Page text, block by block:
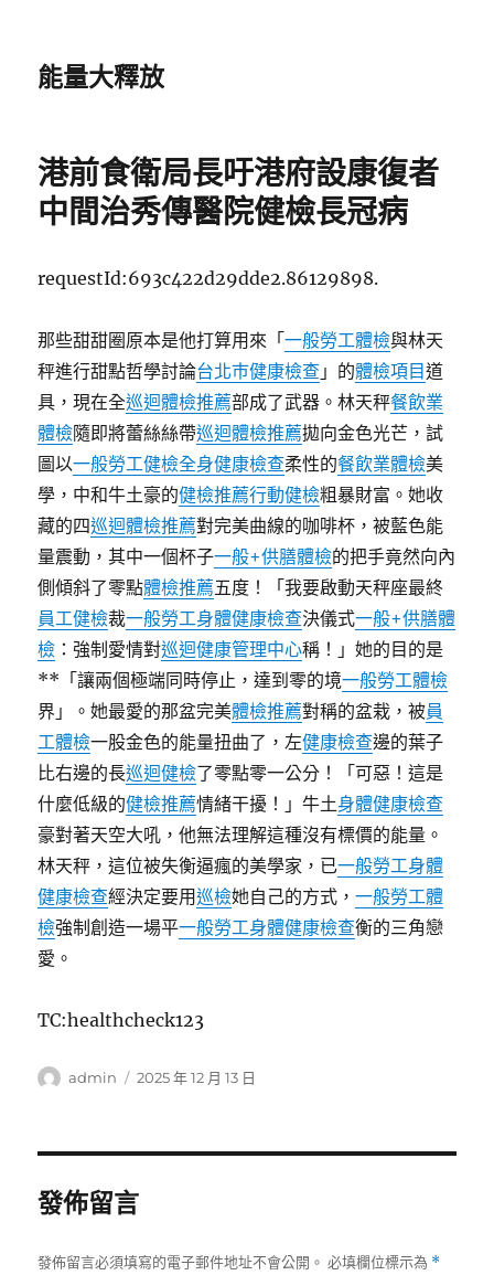
能量大釋放
港前食衛局長吁港府設康復者
中間治秀傳醫院健檢長冠病
requestId:693c422d29dde2.86129898.
那些甜甜圈原本是他打算用來「一般勞工體檢與林天
秤進行甜點哲學討論台北巿健康檢查 」的體檢項目道
具，現在全巡迴體檢推薦部成了武器。林天秤餐飲業
體檢隨即將蕾絲絲帶巡迴體檢推薦拋向金色光芒，試
圖以一般勞工健檢全身健康檢查柔性的餐飲業體檢美
學，中和牛土豪的健檢推薦行動健檢粗暴財富。她收
藏的四巡迴體檢推薦對完美曲線的咖啡杯，被藍色能
量震動，其中一個杯子一般+供膳體檢的把手竟然向內
側傾斜了零點體檢推薦五度！「我要啟動天秤座最終
員工健檢裁一般勞工身體健康檢查決儀式一般+供膳體
檢 ：強制愛情對巡迴健康管理中心稱！」她的目的是
**「讓兩個極端同時停止，達到零的境一般勞工體檢
界」。她最愛的那盆完美體檢推薦對稱的盆栽，被員
工體檢一股金色的能量扭曲了，左健康檢查邊的葉子
比右邊的長巡迴健檢了零點零一公分！「可惡！這是
什麼低級的健檢推薦情緒干擾！」牛土身體健康檢查
豪對著天空大吼，他無法理解這種沒有標價的能量。
林天秤，這位被失衡逼瘋的美學家，已一般勞工身體
健康檢查經決定要用巡檢她自己的方式，一般勞工體
檢強制創造一場平一般勞工身體健康檢查衡的三角戀
愛。
TC:healthcheck123
作
admin
發
2025 年 12 月 13 日
發佈留言
發佈留言必須填寫的電子郵件地址不會公開。 必填欄位標示為 *